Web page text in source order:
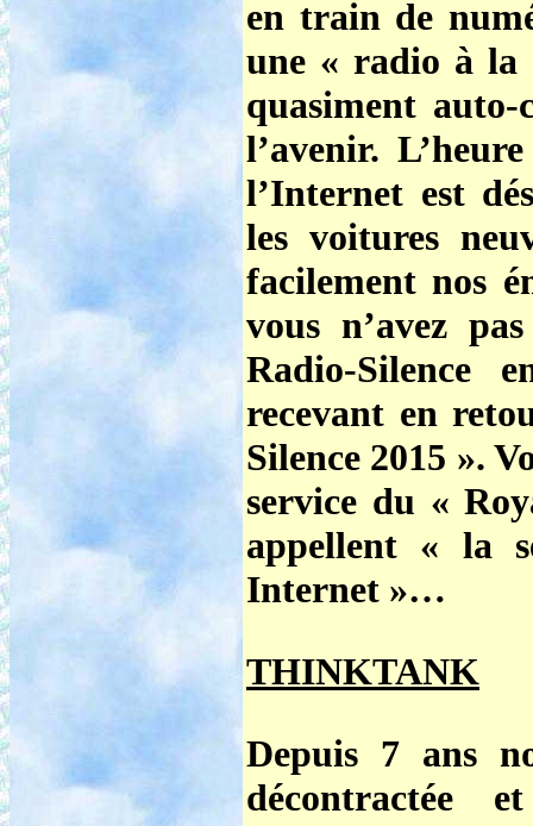
en train de
une « radio à la
quasiment auto-
l’avenir.
l’Internet est
les voitures
facilement nos
vous n’avez
Radio-Silence
recevant en
Silence 2015 ».
service du «
appellent « la
Internet »…
THINKTANK
Depuis 7 ans
décontractée